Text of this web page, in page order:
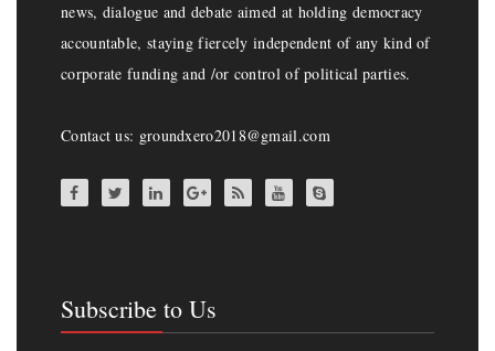
news, dialogue and debate aimed at holding democracy
accountable, staying fiercely independent of any kind of
corporate funding and /or control of political parties.
Contact us: groundxero2018@gmail.com
Subscribe to Us